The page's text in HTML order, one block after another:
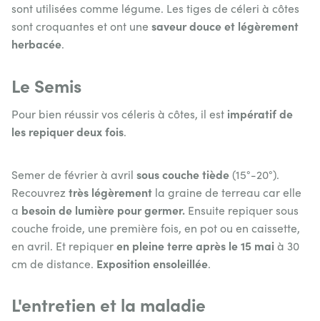
sont utilisées comme légume. Les tiges de céleri à côtes
sont croquantes et ont une saveur douce et légèrement
herbacée.
Le Semis
Pour bien réussir vos céleris à côtes, il est impératif de
les repiquer deux fois.
Semer de février à avril sous couche tiède(15°-20°).
Recouvrez très légèrement la graine de terreau car elle
a besoin de lumière pour germer. Ensuite repiquer sous
couche froide, une première fois, en pot ou en caissette,
en avril. Et repiqueren pleine terre après le 15 maià 30
cm de distance. Exposition ensoleillée.
L'entretien et la maladie